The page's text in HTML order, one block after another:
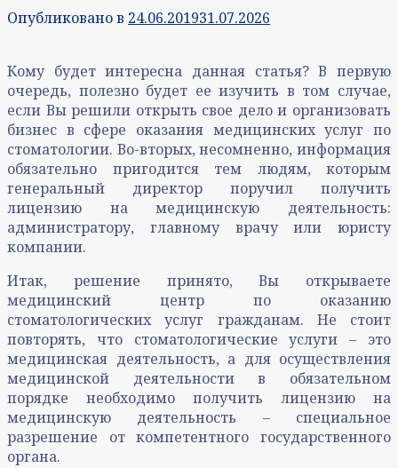
Опубликовано в 24.06.201931.07.2026
Кому будет интересна данная статья? В первую
очередь, полезно будет ее изучить в том случае,
если Вы решили открыть свое дело и организовать
бизнес в сфере оказания медицинских услуг по
стоматологии. Во-вторых, несомненно, информация
обязательно пригодится тем людям, которым
генеральный директор поручил получить
лицензию на медицинскую деятельность:
администратору, главному врачу или юристу
компании.
Итак, решение принято, Вы открываете
медицинский центр по оказанию
стоматологических услуг гражданам. Не стоит
повторять, что стоматологические услуги – это
медицинская деятельность, а для осуществления
медицинской деятельности в обязательном
порядке необходимо получить лицензию на
медицинскую деятельность – специальное
разрешение от компетентного государственного
органа.